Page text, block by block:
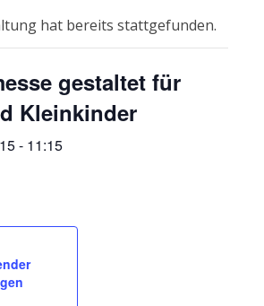
hat bereits stattgefunden.
gestaltet für
Kleinkinder
- 11:15